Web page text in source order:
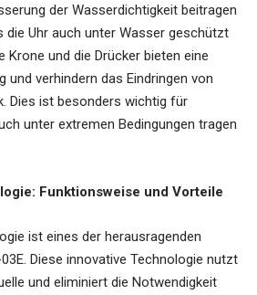
der Wasserdichtigkeit beitragen
die Uhr auch unter Wasser geschützt
Krone und die Drücker bieten eine
und verhindern das Eindringen von
Dies ist besonders wichtig für
unter extremen Bedingungen tragen
Funktionsweise und Vorteile
ist eines der herausragenden
Diese innovative Technologie nutzt
und eliminiert die Notwendigkeit